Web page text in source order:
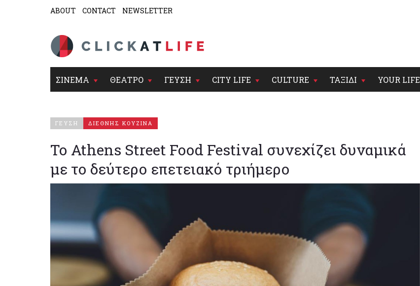
ABOUT CONTACT NEWSLETTER
ΣΙΝΕΜΑ ΘΕΑΤΡΟ ΓΕΥΣΗ CITY LIFE CULTURE ΤΑΞΙΔΙ YOUR LIFE
ΓΕΥΣΗ ΔΙΕΘΝΗΣ ΚΟΥΖΙΝΑ
Το Athens Street Food Festival συνεχίζει δυναμικά
με το δεύτερο επετειακό τριήμερο